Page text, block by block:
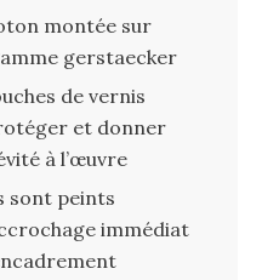
montée sur
gerstaecker
de vernis
et donner
à l’œuvre
sont peints
immédiat